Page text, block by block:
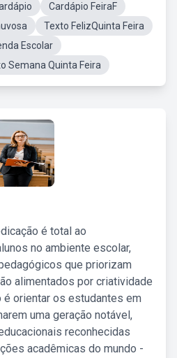
Cardápio FeiraF
Texto FelizQuinta Feira
Escolar
Semana Quinta Feira
é total ao
no ambiente escolar,
que priorizam
alimentados por criatividade
é orientar os estudantes em
uma geração notável,
reconhecidas
acadêmicas do mundo -